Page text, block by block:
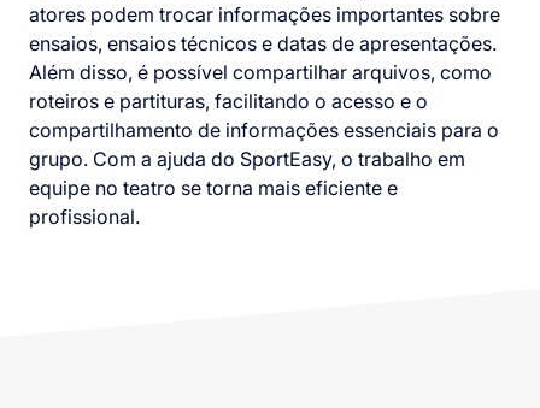
atores podem trocar informações importantes sobre
ensaios, ensaios técnicos e datas de apresentações.
Além disso, é possível compartilhar arquivos, como
roteiros e partituras, facilitando o acesso e o
compartilhamento de informações essenciais para o
grupo. Com a ajuda do SportEasy, o trabalho em
equipe no teatro se torna mais eficiente e
profissional.